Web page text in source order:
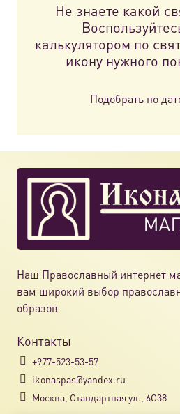
Не знаете какой
калькулятором по
икону нужного
Подобрать по
Наш Православный интернет
вам широкий выбор
образов
Контакты
+977-523-53-57
ikonaspas@yandex.ru
Москва, Стандартная ул., 6С38